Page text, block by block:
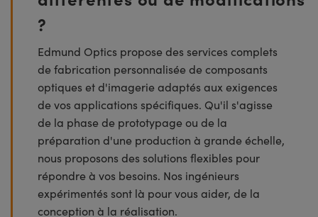
?
Edmund Optics propose des services complets
de fabrication personnalisée de composants
optiques et d'imagerie adaptés aux exigences
de vos applications spécifiques. Qu'il s'agisse
de la phase de prototypage ou de la
préparation d'une production à grande échelle,
nous proposons des solutions flexibles pour
répondre à vos besoins. Nos ingénieurs
expérimentés sont là pour vous aider, de la
conception à la réalisation.